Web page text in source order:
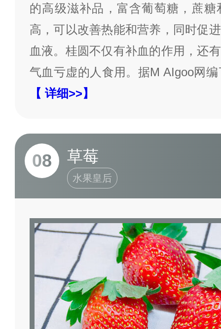
的高级滋补品，富含葡萄糖，蔗
高，可以改善热能和营养，同时促
血液。桂圆不仅有补血的作用，还
气血亏虚的人食用。据M AIgoo网
【 详细>>】
08 草莓
水果皇后